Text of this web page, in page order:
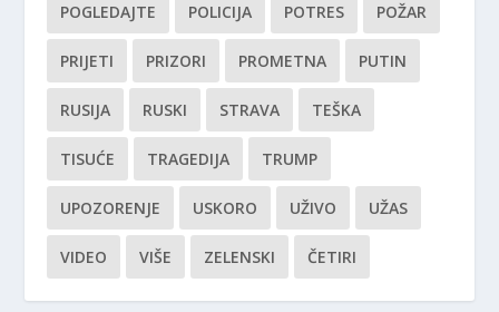
POGLEDAJTE POLICIJA POTRES POŽAR
PRIJETI PRIZORI PROMETNA PUTIN
RUSIJA RUSKI STRAVA TEŠKA
TISUĆE TRAGEDIJA TRUMP
UPOZORENJE USKORO UŽIVO UŽAS
VIDEO VIŠE ZELENSKI ČETIRI